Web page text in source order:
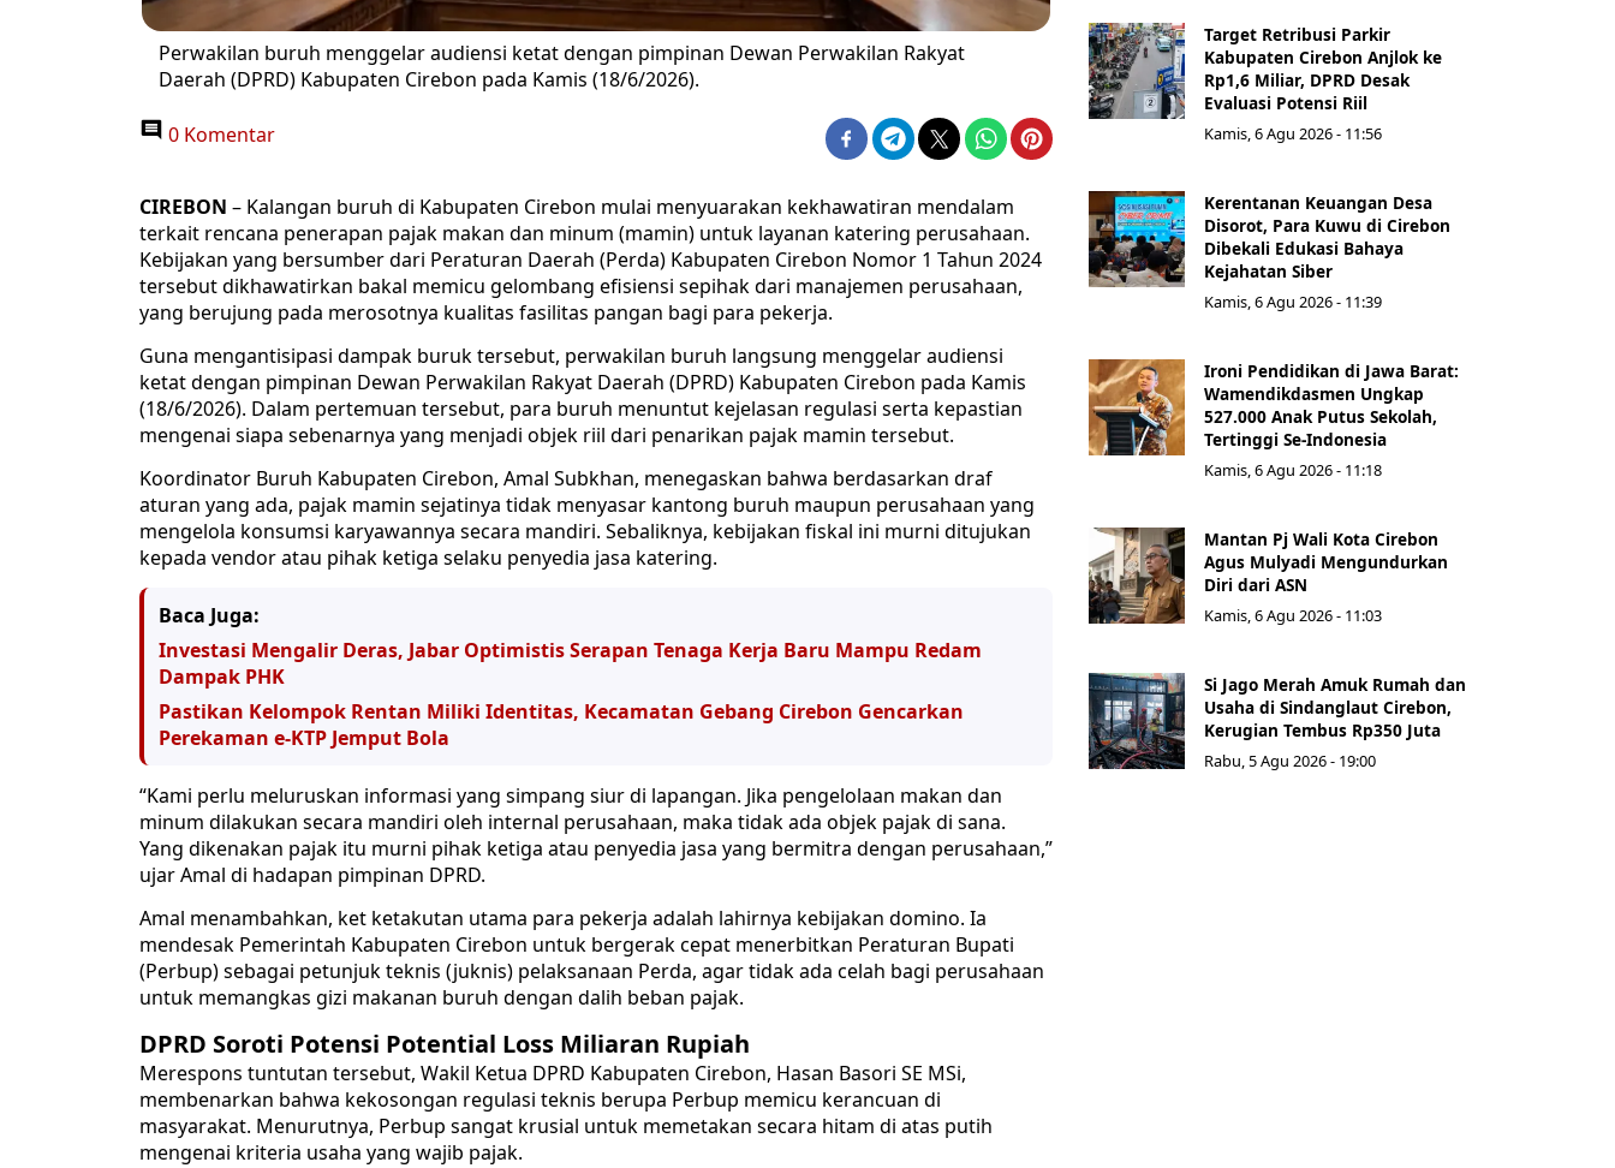
Perwakilan buruh menggelar audiensi ketat dengan pimpinan Dewan Perwakilan Rakyat
Daerah (DPRD) Kabupaten Cirebon pada Kamis (18/6/2026).
0 Komentar
CIREBON – Kalangan buruh di Kabupaten Cirebon mulai menyuarakan kekhawatiran mendalam
terkait rencana penerapan pajak makan dan minum (mamin) untuk layanan katering perusahaan.
Kebijakan yang bersumber dari Peraturan Daerah (Perda) Kabupaten Cirebon Nomor 1 Tahun 2024
tersebut dikhawatirkan bakal memicu gelombang efisiensi sepihak dari manajemen perusahaan,
yang berujung pada merosotnya kualitas fasilitas pangan bagi para pekerja.
Guna mengantisipasi dampak buruk tersebut, perwakilan buruh langsung menggelar audiensi
ketat dengan pimpinan Dewan Perwakilan Rakyat Daerah (DPRD) Kabupaten Cirebon pada Kamis
(18/6/2026). Dalam pertemuan tersebut, para buruh menuntut kejelasan regulasi serta kepastian
mengenai siapa sebenarnya yang menjadi objek riil dari penarikan pajak mamin tersebut.
Koordinator Buruh Kabupaten Cirebon, Amal Subkhan, menegaskan bahwa berdasarkan draf
aturan yang ada, pajak mamin sejatinya tidak menyasar kantong buruh maupun perusahaan yang
mengelola konsumsi karyawannya secara mandiri. Sebaliknya, kebijakan fiskal ini murni ditujukan
kepada vendor atau pihak ketiga selaku penyedia jasa katering.
Baca Juga:
Investasi Mengalir Deras, Jabar Optimistis Serapan Tenaga Kerja Baru Mampu Redam
Dampak PHK
Pastikan Kelompok Rentan Miliki Identitas, Kecamatan Gebang Cirebon Gencarkan
Perekaman e-KTP Jemput Bola
“Kami perlu meluruskan informasi yang simpang siur di lapangan. Jika pengelolaan makan dan
minum dilakukan secara mandiri oleh internal perusahaan, maka tidak ada objek pajak di sana.
Yang dikenakan pajak itu murni pihak ketiga atau penyedia jasa yang bermitra dengan perusahaan,”
ujar Amal di hadapan pimpinan DPRD.
Amal menambahkan, ket ketakutan utama para pekerja adalah lahirnya kebijakan domino. Ia
mendesak Pemerintah Kabupaten Cirebon untuk bergerak cepat menerbitkan Peraturan Bupati
(Perbup) sebagai petunjuk teknis (juknis) pelaksanaan Perda, agar tidak ada celah bagi perusahaan
untuk memangkas gizi makanan buruh dengan dalih beban pajak.
DPRD Soroti Potensi Potential Loss Miliaran Rupiah
Merespons tuntutan tersebut, Wakil Ketua DPRD Kabupaten Cirebon, Hasan Basori SE MSi,
membenarkan bahwa kekosongan regulasi teknis berupa Perbup memicu kerancuan di
masyarakat. Menurutnya, Perbup sangat krusial untuk memetakan secara hitam di atas putih
mengenai kriteria usaha yang wajib pajak.
Target Retribusi Parkir
Kabupaten Cirebon Anjlok ke
Rp1,6 Miliar, DPRD Desak
Evaluasi Potensi Riil
Kamis, 6 Agu 2026 - 11:56
Kerentanan Keuangan Desa
Disorot, Para Kuwu di Cirebon
Dibekali Edukasi Bahaya
Kejahatan Siber
Kamis, 6 Agu 2026 - 11:39
Ironi Pendidikan di Jawa Barat:
Wamendikdasmen Ungkap
527.000 Anak Putus Sekolah,
Tertinggi Se-Indonesia
Kamis, 6 Agu 2026 - 11:18
Mantan Pj Wali Kota Cirebon
Agus Mulyadi Mengundurkan
Diri dari ASN
Kamis, 6 Agu 2026 - 11:03
Si Jago Merah Amuk Rumah dan
Usaha di Sindanglaut Cirebon,
Kerugian Tembus Rp350 Juta
Rabu, 5 Agu 2026 - 19:00